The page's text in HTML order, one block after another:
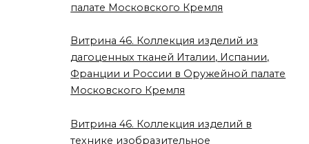
палате Московского Кремля
Витрина 46. Коллекция изделий из
дагоценных тканей Италии, Испании,
Франции и России в Оружейной палате
Московского Кремля
Витрина 46. Коллекция изделий в
технике изобразительное